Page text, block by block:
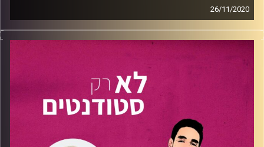
26/11/2020
שיתוף פעולה ראשון בין "לא רק סטודנטים" לבין הפודקאסט
"Skills" .
טל מוסקוביץ' על מיומנויות, למידה וצריכת תוכן בעולם החדש.
, בן 27, סטודנט לתואר שני בטכנולוגיות
באוניברסיטה הפתוחה, עובד כמנהל מוצר ומקים
הפודקאסט
"Skills – מיומנויות העולם החדש וכיצד ללמוד